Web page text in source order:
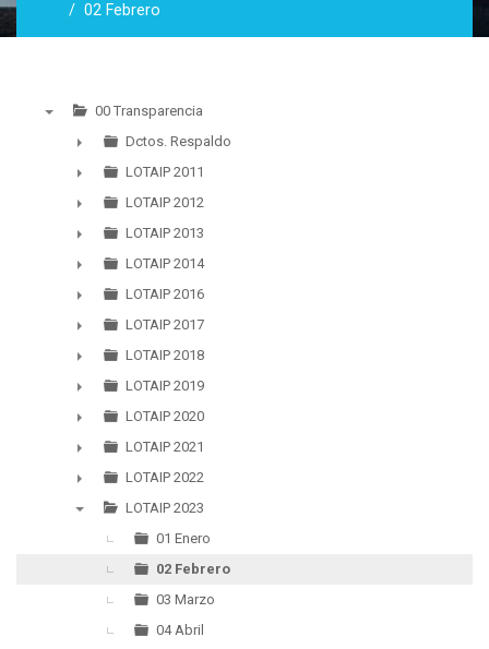
02 Febrero
00 Transparencia
►
Dctos. Respaldo
►
LOTAIP 2011
►
LOTAIP 2012
►
LOTAIP 2013
►
LOTAIP 2014
►
LOTAIP 2016
►
LOTAIP 2017
►
LOTAIP 2018
►
LOTAIP 2019
►
LOTAIP 2020
►
LOTAIP 2021
►
LOTAIP 2022
LOTAIP 2023
01 Enero
02 Febrero
03 Marzo
04 Abril